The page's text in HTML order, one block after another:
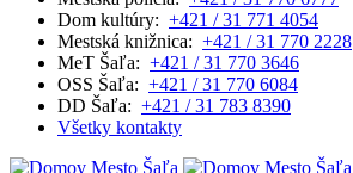
Dom kultúry: +421 / 31 771 4054
Mestská knižnica: +421 / 31 770 2228
MeT Šaľa: +421 / 31 770 3646
OSS Šaľa: +421 / 31 770 6084
DD Šaľa: +421 / 31 783 8390
Všetky kontakty